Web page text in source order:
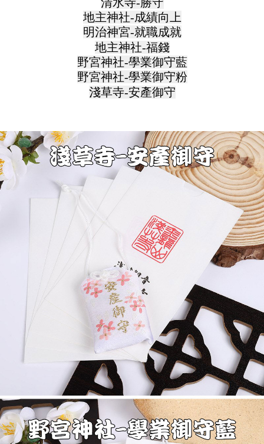
pesanan ditubuhkan, akan secara automatik dialihkan ke proses
transaksi Gogo, selepas pengesahan nombor telefon, pilih bilangan
ansuran yang diingini, tarikh akhir pembayaran, dan setelah
mengesahkan pembayaran, transaksi akan selesai.
3. Jumlah kelulusan sebenar, bilangan ansuran dan jumlah bayaran
adalah berdasarkan halaman pengesahan transaksi seterusnya.
4. Dalam masa 30 minit selepas pesanan ditubuhkan, jika tidak pergi
untuk mengesahkan transaksi atau jika tidak lulus semakan, pesanan
akan dibatalkan secara automatik. Jika terdapat situasi "pindah untuk
【Penerangan Kaedah Pembayaran】
1. Pembayaran ansuran tidak digabungkan dalam bil telekomunikasi,
"Pembayaran Ansuran Gogo" akan menghantar SMS peringatan
pembayaran selepas tarikh penyelesaian bulanan.
2. Melalui pautan SMS untuk membuka bil, anda boleh memilih untuk
membayar melalui "Kod bar kedai serbaneka / Kedai rasmi Taiwan
Mobile / Pemindahan bank / Pembayaran J街口 / iPASS MONEY" dan
1. Perkhidmatan ini disediakan oleh "Taiwan Mobile Co., Ltd." untuk
membolehkan pengguna membeli produk atau perkhidmatan melalui
perkhidmatan ini semasa transaksi, dan kedai akan menyerahkan hak
tuntutan harga jual/beli ansuran kepada syarikat ini untuk membayar bil
menggunakan bil syarikat ini.
2. Berdasarkan tujuan kontrak persetujuan pembayaran menggunakan
"Pembayaran Ansuran Gogo", kedai akan memberikan maklumat peribadi
anda (termasuk nama, telefon atau alamat) kepada Taiwan Mobile untuk
pengumpulan, pemprosesan dan penggunaan, untuk pengesahan,
semakan dan pembetulan data yang diperlukan untuk bil ansuran oleh
3. Sila baca syarat perkhidmatan pengguna secara lengkap melalui
pautan berikut: https://oppay.tw/userRule
地主神社-成績向上
明治神宮-就職成就
地主神社-福錢
野宮神社-學業御守藍
野宮神社-學業御守粉
淺草寺-安產御守